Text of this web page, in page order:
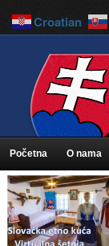
Početna O nama
Croatian